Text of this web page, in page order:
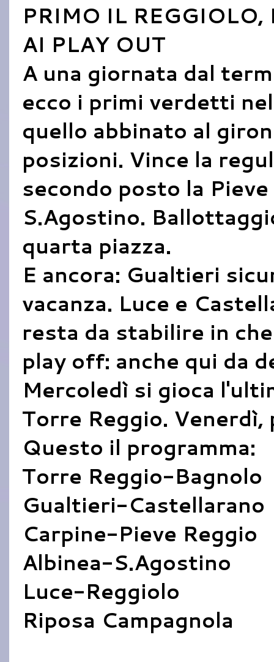
PRIMO IL REGGIOLO,
AI PLAY OUT
A una giornata dal
ecco i primi verdetti
quello abbinato al
posizioni. Vince la
secondo posto la
S.Agostino.
quarta piazza.
E ancora: Gualtieri
vacanza. Luce e
resta da stabilire in
play off: anche qui da
Mercoledì si gioca
Torre Reggio.
Questo il programma:
Torre Reggio-Bagnolo
Gualtieri-Castellarano
Carpine-Pieve Reggio
Albinea-S.Agostino
Luce-Reggiolo
Riposa Campagnola